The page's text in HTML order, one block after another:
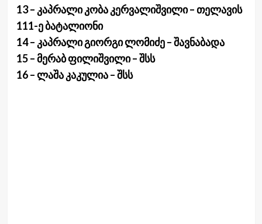
13 – კაპრალი კობა კერვალიშვილი – თელავის
111-ე ბატალიონი
14 – კაპრალი გიორგი ლომიძე – შავნაბადა
15 – მერაბ ფილიშვილი – შსს
16 – ლაშა კაკულია – შსს